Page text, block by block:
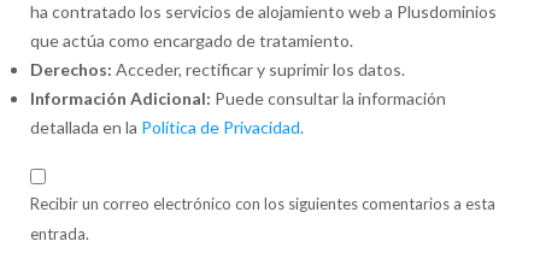
ha contratado los servicios de alojamiento web a Plusdominios
que actúa como encargado de tratamiento.
Derechos: Acceder, rectificar y suprimir los datos.
Información Adicional: Puede consultar la información
detallada en la Política de Privacidad.
Recibir un correo electrónico con los siguientes comentarios a esta
entrada.